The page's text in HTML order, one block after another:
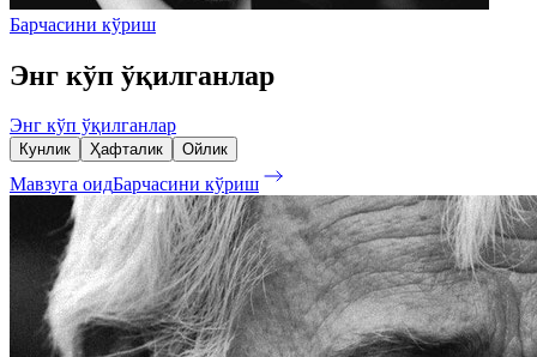
Барчасини кўриш
Энг кўп ўқилганлар
Энг кўп ўқилганлар
Кунлик Ҳафталик Ойлик
Мавзуга оидБарчасини кўриш